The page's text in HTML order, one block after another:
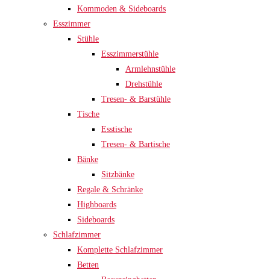
Kommoden & Sideboards
Esszimmer
Stühle
Esszimmerstühle
Armlehnstühle
Drehstühle
Tresen- & Barstühle
Tische
Esstische
Tresen- & Bartische
Bänke
Sitzbänke
Regale & Schränke
Highboards
Sideboards
Schlafzimmer
Komplette Schlafzimmer
Betten